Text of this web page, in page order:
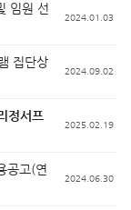
임원 선
2024.01.03
집단상
2024.09.02
정서프
2025.02.19
공고(연
2024.06.30